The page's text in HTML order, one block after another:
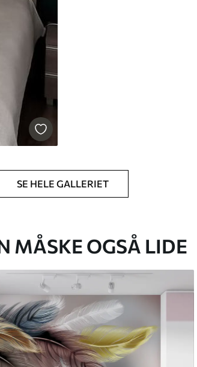
SE HELE GALLERIET
MÅSKE OGSÅ LIDE